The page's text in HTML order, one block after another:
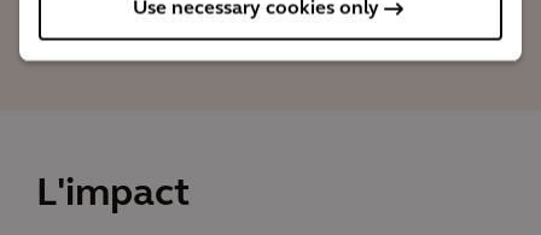
Use necessary cookies only
Responsable, solutions PFAS
Europe chez Arcadis
L'impact